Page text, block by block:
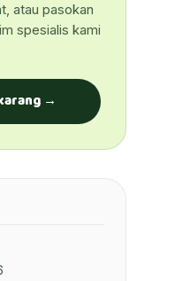
atau pasokan
spesialis kami
→